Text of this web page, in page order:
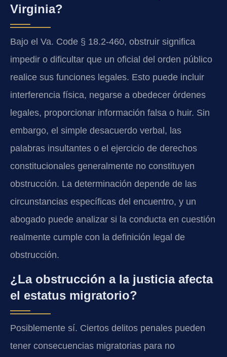
Virginia?
Bajo el Va. Code § 18.2-460, obstruir significa
impedir o dificultar que un oficial del orden público
realice sus funciones legales. Esto puede incluir
interferencia física, negarse a obedecer órdenes
legales, proporcionar información falsa o huir. Sin
embargo, el simple desacuerdo verbal, las
palabras insultantes o el ejercicio de derechos
constitucionales generalmente no constituyen
obstrucción. La determinación depende de las
circunstancias específicas del encuentro, y un
abogado puede analizar si la conducta en cuestión
realmente cumple con la definición legal de
obstrucción.
¿La obstrucción a la justicia afecta
el estatus migratorio?
Posiblemente sí. Ciertos delitos penales pueden
tener consecuencias migratorias para no